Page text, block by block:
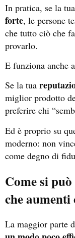
In pratica, se la
forte, le persone
che tutto ciò che
provarlo.
E funziona anche
Se la tua
miglior prodotto
preferire chi
Ed è proprio su
moderno: non
come degno di
Come si
che
La maggior parte